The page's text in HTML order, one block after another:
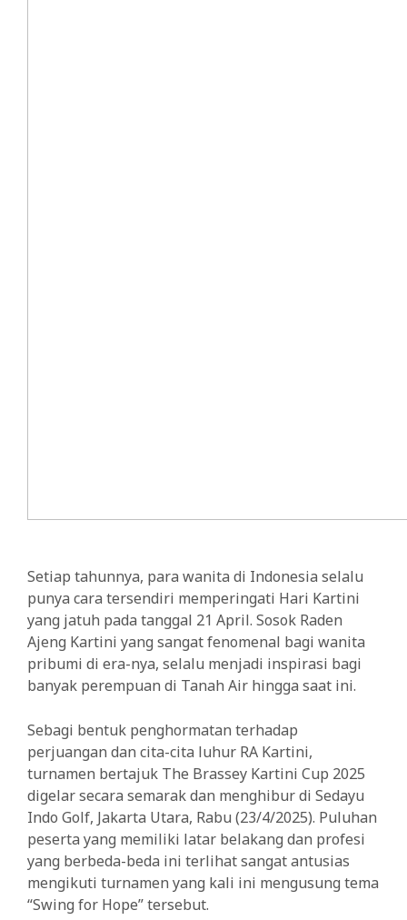
Setiap tahunnya, para wanita di Indonesia selalu
punya cara tersendiri memperingati Hari Kartini
yang jatuh pada tanggal 21 April. Sosok Raden
Ajeng Kartini yang sangat fenomenal bagi wanita
pribumi di era-nya, selalu menjadi inspirasi bagi
banyak perempuan di Tanah Air hingga saat ini.
Sebagi bentuk penghormatan terhadap
perjuangan dan cita-cita luhur RA Kartini,
turnamen bertajuk The Brassey Kartini Cup 2025
digelar secara semarak dan menghibur di Sedayu
Indo Golf, Jakarta Utara, Rabu (23/4/2025). Puluhan
peserta yang memiliki latar belakang dan profesi
yang berbeda-beda ini terlihat sangat antusias
mengikuti turnamen yang kali ini mengusung tema
“Swing for Hope” tersebut.